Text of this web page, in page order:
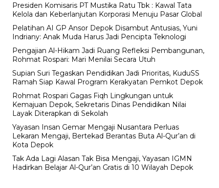
Presiden Komisaris PT Mustika Ratu Tbk : Kawal Tata
Kelola dan Keberlanjutan Korporasi Menuju Pasar Global
Pelatihan AI GP Ansor Depok Disambut Antusias, Yuni
Indriany: Anak Muda Harus Jadi Pencipta Teknologi
Pengajian Al-Hikam Jadi Ruang Refleksi Pembangunan,
Rohmat Rospari: Mari Menilai Secara Utuh
Supian Suri Tegaskan Pendidikan Jadi Prioritas, KuduSS
Ramah Siap Kawal Program Kerakyatan Pemkot Depok
Rohmat Rospari Gagas Fiqh Lingkungan untuk
Kemajuan Depok, Sekretaris Dinas Pendidikan Nilai
Layak Diterapkan di Sekolah
Yayasan Insan Gemar Mengaji Nusantara Perluas
Lekaran Mengaji, Bertekad Berantas Buta Al-Qur’an di
Kota Depok
Tak Ada Lagi Alasan Tak Bisa Mengaji, Yayasan IGMN
Hadirkan Belajar Al-Qur’an Gratis di 10 Wilayah Depok